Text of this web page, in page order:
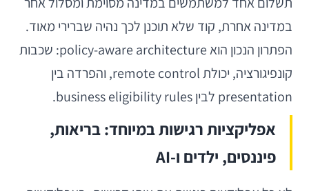
במדינה אחרת, קוד שלא תוכנן לכך נהיה שברירי מאוד.
הפתרון הנכון הוא policy-aware architecture: שכבות
קונפיגורציה, יכולת remote control, והפרדה בין
presentation לבין business eligibility rules.
אפליקציות רגישות במיוחד: בריאות,
פיננסים, ילדים ו-AI